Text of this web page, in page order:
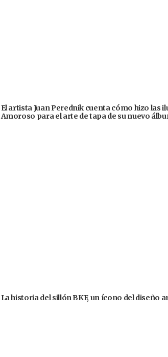
El artista Juan Perednik cuenta cómo hizo las
Amoroso para el arte de tapa de su nuevo
La historia del sillón BKF, un ícono del diseño